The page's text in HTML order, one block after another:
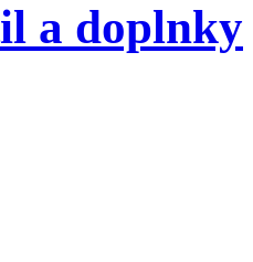
a doplnky